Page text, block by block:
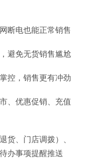
断电也能正常销售
避免无货销售尴尬
控，销售更有冲劲
、优惠促销、充值
货、门店调拨）、
办事项提醒推送